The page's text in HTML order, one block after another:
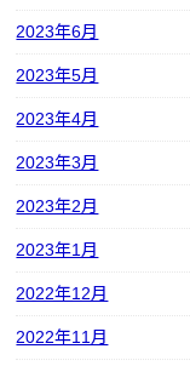
2023年6月
2023年5月
2023年4月
2023年3月
2023年2月
2023年1月
2022年12月
2022年11月